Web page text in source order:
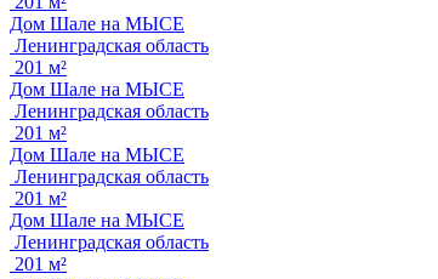
Дом Шале на МЫСЕ
Ленинградская область
201 м²
Дом Шале на МЫСЕ
Ленинградская область
201 м²
Дом Шале на МЫСЕ
Ленинградская область
201 м²
Дом Шале на МЫСЕ
Ленинградская область
201 м²